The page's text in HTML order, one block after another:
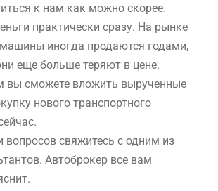
к нам как можно скорее.
практически сразу. На рынке
иногда продаются годами,
еще больше теряют в цене.
вы сможете вложить вырученные
нового транспортного
вопросов свяжитесь с одним из
Автоброкер все вам